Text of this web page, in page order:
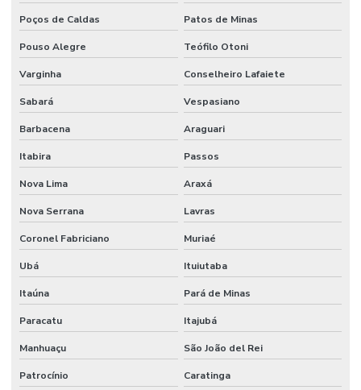
Poços de Caldas Patos de Minas
Pouso Alegre Teófilo Otoni
Varginha Conselheiro Lafaiete
Sabará Vespasiano
Barbacena Araguari
Itabira Passos
Nova Lima Araxá
Nova Serrana Lavras
Coronel Fabriciano Muriaé
Ubá Ituiutaba
Itaúna Pará de Minas
Paracatu Itajubá
Manhuaçu São João del Rei
Patrocínio Caratinga